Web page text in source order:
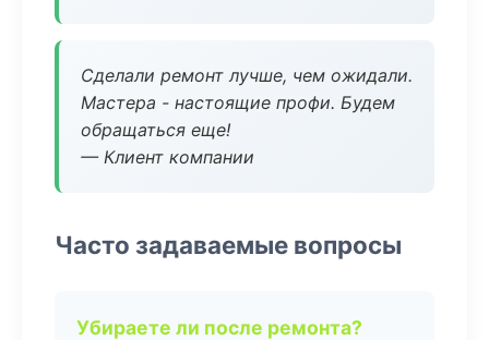
Сделали ремонт лучше, чем ожидали.
Мастера - настоящие профи. Будем
обращаться еще!
— Клиент компании
Часто задаваемые вопросы
Убираете ли после ремонта?